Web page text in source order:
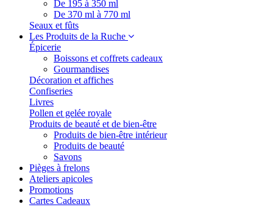
De 195 à 350 ml
De 370 ml à 770 ml
Seaux et fûts
Les Produits de la Ruche
Épicerie
Boissons et coffrets cadeaux
Gourmandises
Décoration et affiches
Confiseries
Livres
Pollen et gelée royale
Produits de beauté et de bien-être
Produits de bien-être intérieur
Produits de beauté
Savons
Pièges à frelons
Ateliers apicoles
Promotions
Cartes Cadeaux